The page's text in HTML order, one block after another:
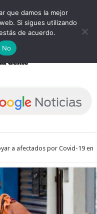
a afectados por Covid-19 en
que damos la mejor
Si sigues utilizando
de acuerdo.
No